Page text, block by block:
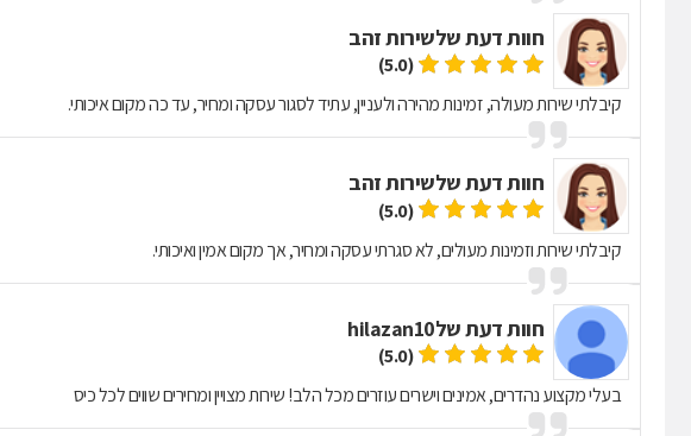
חוות דעת שלשירות זהב
(5.0)
קיבלתי שירות מעולה, זמינות מהירה ולעניין, עתיד לסגור עסקה ומחיר, עד כה מקום איכותי.
חוות דעת שלשירות זהב
(5.0)
קיבלתי שירות וזמינות מעולים, לא סגרתי עסקה ומחיר, אך מקום אמין ואיכותי.
חוות דעת שלhilazan10
(5.0)
בעלי מקצוע נהדרים, אמינים וישרים עוזרים מכל הלב! שירות מצויין ומחירים שווים לכל כיס